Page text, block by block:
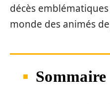
décès
monde des animés
Sommaire